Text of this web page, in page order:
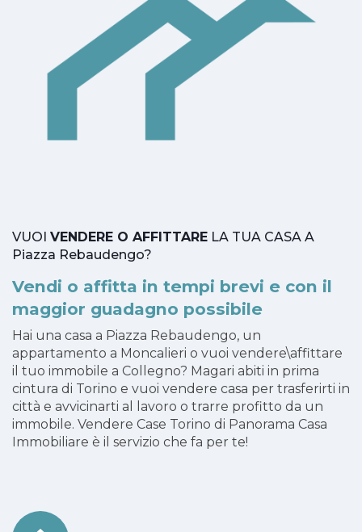
VUOI VENDERE O AFFITTARE LA TUA CASA A
Piazza Rebaudengo?
Vendi o affitta in tempi brevi e con il
maggior guadagno possibile
Hai una casa a Piazza Rebaudengo, un
appartamento a Moncalieri o vuoi vendere\affittare
il tuo immobile a Collegno? Magari abiti in prima
cintura di Torino e vuoi vendere casa per trasferirti in
città e avvicinarti al lavoro o trarre profitto da un
immobile. Vendere Case Torino di Panorama Casa
Immobiliare è il servizio che fa per te!